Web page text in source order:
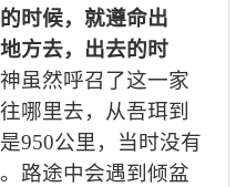
时候，就遵命出
方去，出去的时
神虽然呼召了这一家
哪里去，从吾珥到
950公里，当时没有
路途中会遇到倾盆